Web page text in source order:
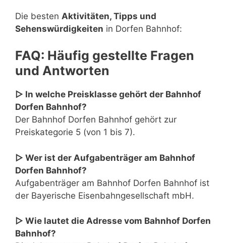
Die besten Aktivitäten, Tipps und
Sehenswürdigkeiten in Dorfen Bahnhof:
FAQ: Häufig gestellte Fragen
und Antworten
▷ In welche Preisklasse gehört der Bahnhof
Dorfen Bahnhof?
Der Bahnhof Dorfen Bahnhof gehört zur
Preiskategorie 5 (von 1 bis 7).
▷ Wer ist der Aufgabenträger am Bahnhof
Dorfen Bahnhof?
Aufgabenträger am Bahnhof Dorfen Bahnhof ist
der Bayerische Eisenbahngesellschaft mbH.
▷ Wie lautet die Adresse vom Bahnhof Dorfen
Bahnhof?